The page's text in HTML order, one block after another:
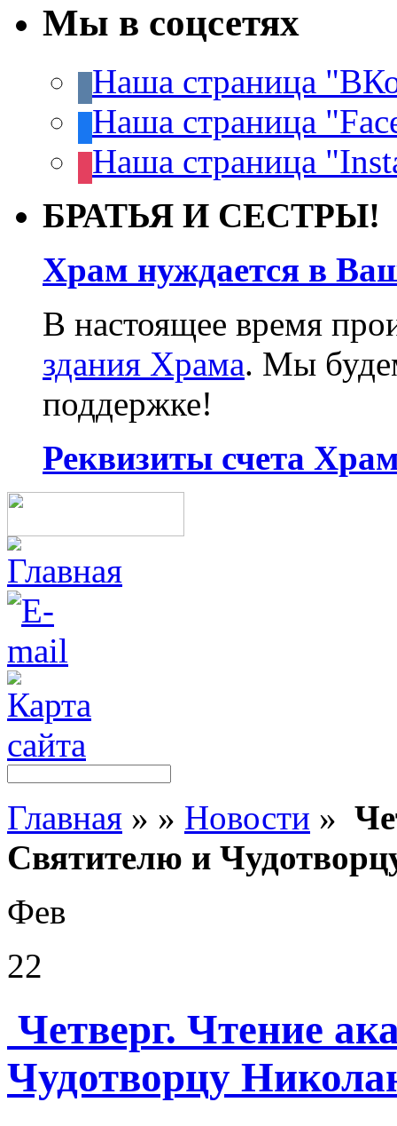
Мы в соцсетях
Наша страница
Наша страница
Наша страница
БРАТЬЯ И СЕСТРЫ!
Храм нуждается в
В настоящее время
здания Храма. Мы
поддержке!
Реквизиты счета
Главная » » Новости »
Святителю и
Фев
22
Четверг. Чтение
Чудотворцу